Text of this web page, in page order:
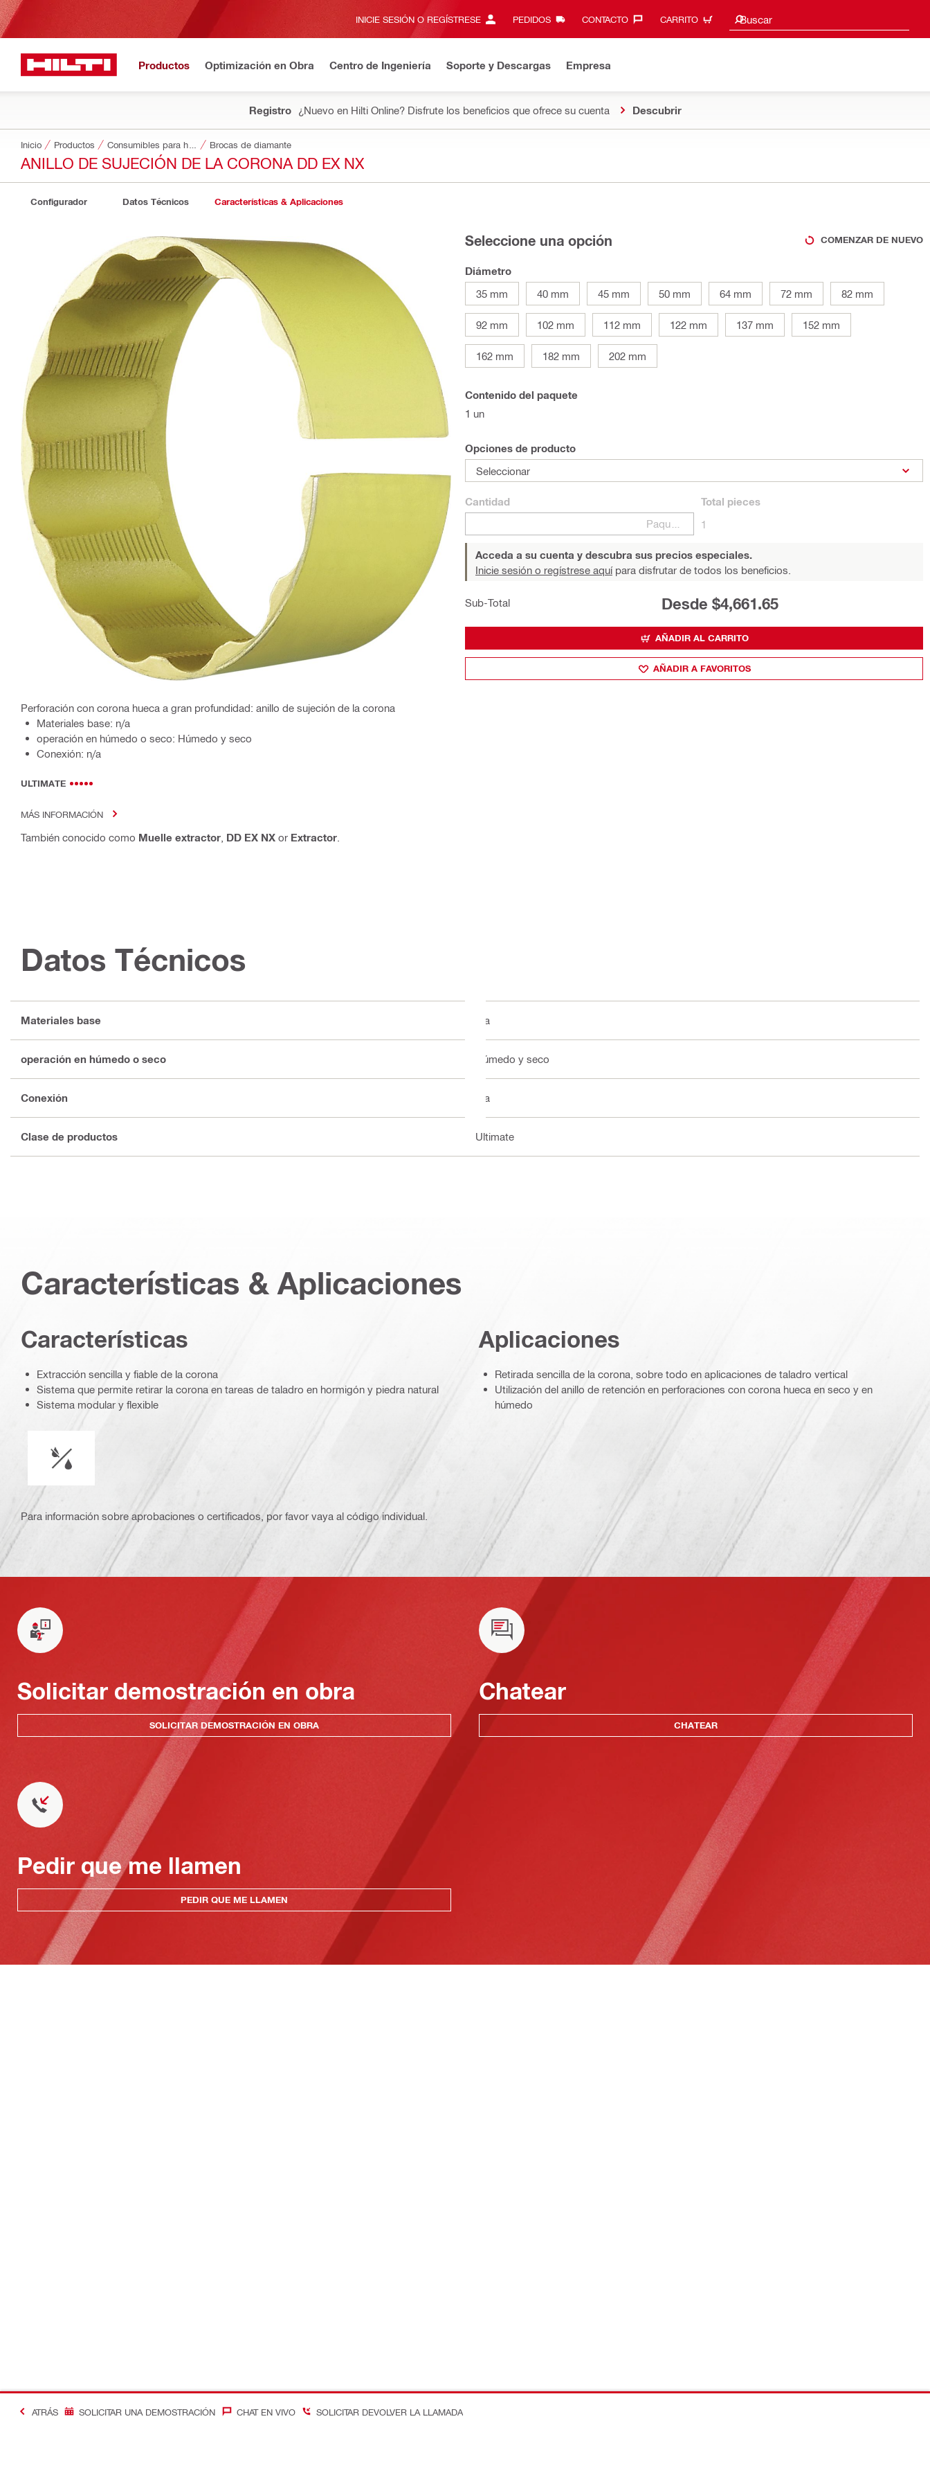
INICIE SESIÓN O REGÍSTRESE PEDIDOS CONTACTO‎ CARRITO Buscar
Sugerencias de búsqueda
Productos Optimización en Obra Centro de Ingeniería Soporte y Descargas Empresa
Registro ¿Nuevo en Hilti Online? Disfrute los beneficios que ofrece su cuenta Descubrir
Inicio Productos Brocas de diamante
ANILLO DE SUJECIÓN DE LA CORONA DD EX NX
Configurador Datos Técnicos Características & Aplicaciones
Perforación con corona hueca a gran profundidad: anillo de sujeción de la corona
Materiales base: n/a
operación en húmedo o seco: Húmedo y seco
Conexión: n/a
ULTIMATE
MÁS INFORMACIÓN
También conocido como Muelle extractor DD EX NX or Extractor
Seleccione una opción COMENZAR DE NUEVO
Diámetro
35 mm
40 mm 45 mm 50 mm 64 mm 72 mm 82 mm
92 mm 102 mm 112 mm 122 mm 137 mm 152 mm
162 mm 182 mm 202 mm
Contenido del paquete
1 un
Opciones de producto
Seleccionar
Cantidad
Paquetes
Total pieces
1
Acceda a su cuenta y descubra sus precios especiales.
Inicie sesión o regístrese aquípara disfrutar de todos los beneficios.
Sub-Total Desde $4,661.65
AÑADIR AL CARRITO
AÑADIR A FAVORITOS
Datos Técnicos
Materiales base n/a
operación en húmedo o seco Húmedo y seco
Conexión n/a
Clase de productos Ultimate
Características & Aplicaciones
Características
Extracción sencilla y fiable de la corona
Sistema que permite retirar la corona en tareas de taladro en hormigón y piedra natural
Sistema modular y flexible
Aplicaciones
Retirada sencilla de la corona, sobre todo en aplicaciones de taladro vertical
Utilización del anillo de retención en perforaciones con corona hueca en seco y en
húmedo
Para información sobre aprobaciones o certificados, por favor vaya al código individual.
Solicitar demostración en obra
SOLICITAR DEMOSTRACIÓN EN OBRA
Chatear
CHATEAR
Pedir que me llamen
PEDIR QUE ME LLAMEN
ATRÁS SOLICITAR UNA DEMOSTRACIÓN CHAT EN VIVO SOLICITAR DEVOLVER LA LLAMADA